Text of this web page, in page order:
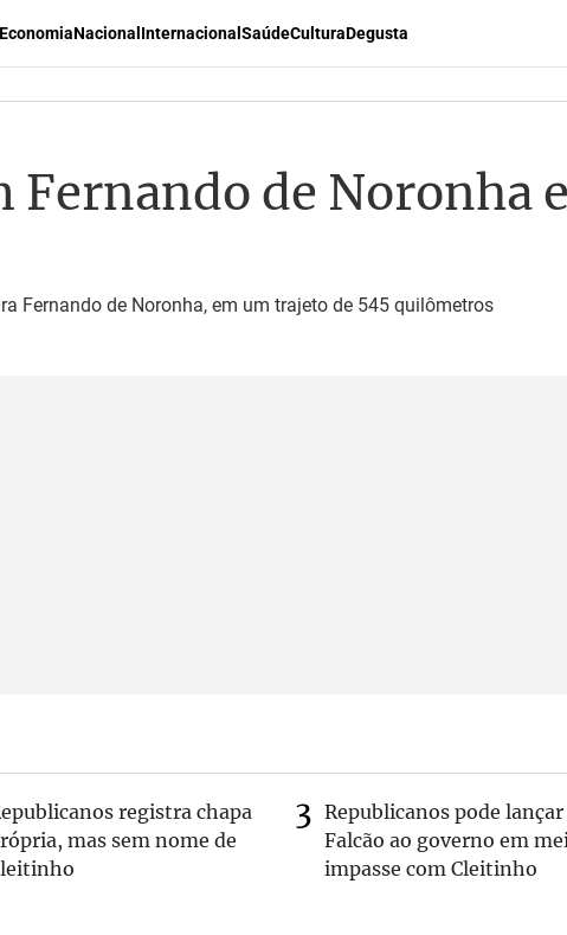
EconomiaNacional Internacional SaúdeCulturaDegusta
Fernando de Noronha
Fernando de Noronha, em um trajeto de 545 quilômetros
registra chapa
mas sem nome de
Republicanos pode lançar
Falcão ao governo em
impasse com Cleitinho